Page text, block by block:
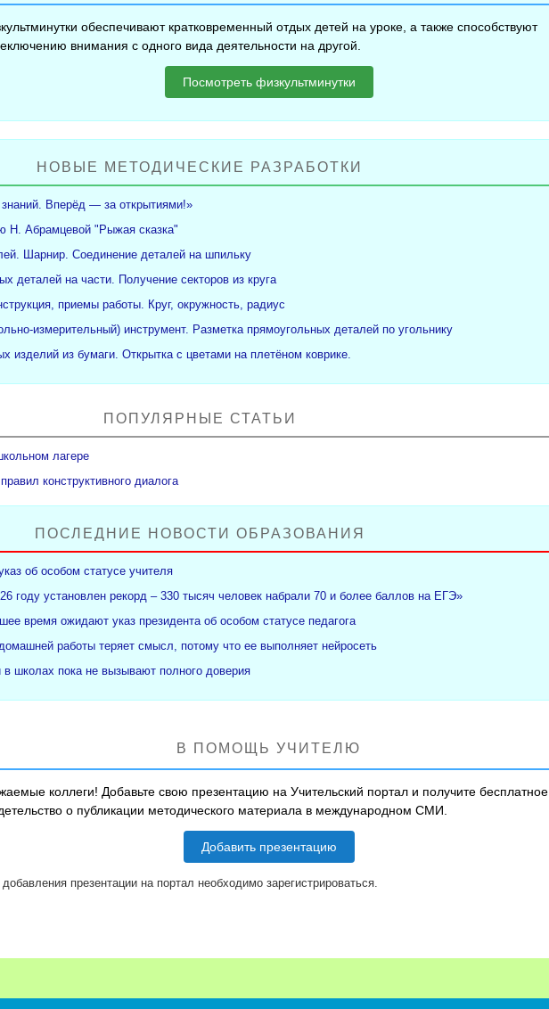
обеспечивают кратковременный отдых детей на уроке, а также способствуют
внимания с одного вида деятельности на другой.
Посмотреть физкультминутки
НОВЫЕ МЕТОДИЧЕСКИЕ РАЗРАБОТКИ
Вперёд — за открытиями!»
Н. Абрамцевой "Рыжая сказка"
Шарнир. Соединение деталей на шпильку
деталей на части. Получение секторов из круга
приемы работы. Круг, окружность, радиус
измерительный) инструмент. Разметка прямоугольных деталей по угольнику
изделий из бумаги. Открытка с цветами на плетёном коврике.
ПОПУЛЯРНЫЕ СТАТЬИ
лагере
конструктивного диалога
ПОСЛЕДНИЕ НОВОСТИ ОБРАЗОВАНИЯ
об особом статусе учителя
году установлен рекорд – 330 тысяч человек набрали 70 и более баллов на ЕГЭ»
время ожидают указ президента об особом статусе педагога
работы теряет смысл, потому что ее выполняет нейросеть
в школах пока не вызывают полного доверия
В ПОМОЩЬ УЧИТЕЛЮ
коллеги! Добавьте свою презентацию на Учительский портал и получите бесплатное
о публикации методического материала в международном СМИ.
Добавить презентацию
презентации на портал необходимо зарегистрироваться.